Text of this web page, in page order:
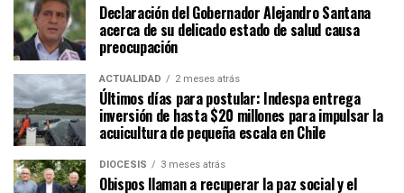
Declaración del Gobernador Alejandro Santana
acerca de su delicado estado de salud causa
preocupación
ACTUALIDAD 2 meses atrás
Últimos días para postular: Indespa entrega
inversión de hasta $20 millones para impulsar la
acuicultura de pequeña escala en Chile
DIÓCESIS 3 meses atrás
Obispos llaman a recuperar la paz social y el